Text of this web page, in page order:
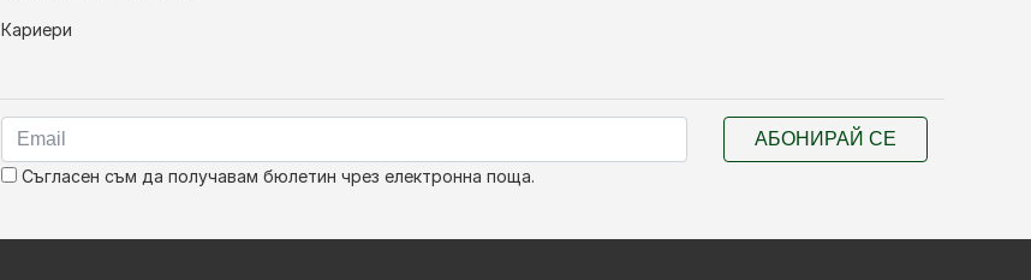
Кариери
Съгласен съм да получавам бюлетин чрез електронна поща.
АБОНИРАЙ СЕ